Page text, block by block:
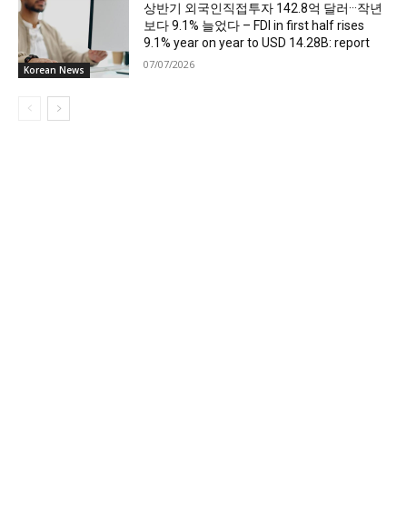
Korean News
상반기 외국인직접투자 142.8억 달러···작년
보다 9.1% 늘었다 – FDI in first half rises
9.1% year on year to USD 14.28B: report
07/07/2026